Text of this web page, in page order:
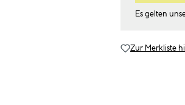
Es gelten
Zur Merkliste